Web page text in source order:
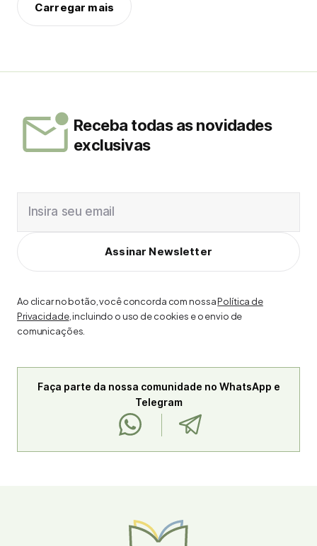
Carregar mais
Receba todas as novidades
exclusivas
Insira seu email
Assinar Newsletter
Ao clicar no botão, você concorda com nossaPolítica de
Privacidade, incluindo o uso de cookies e o envio de
comunicações.
Faça parte da nossa comunidade no WhatsApp e
Telegram